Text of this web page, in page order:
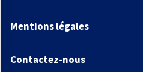
Mentions légales
Contactez-nous